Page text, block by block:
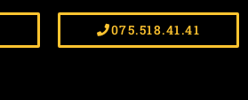
075.518.41.41